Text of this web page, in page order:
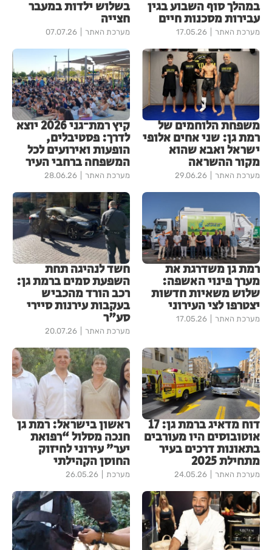
במהלך סוף השבוע בגין
עבירות מסכנות חיים
מערכת האתר 17.05.26
בשלוש ילדות במעבר
חצייה
מערכת האתר 07.07.26
משפחת הלוחמים של
רמת גן: שני אחים אלופי
ישראל ואבא שהוא
מקור ההשראה
מערכת האתר 29.06.26
קיץ רמת־גני 2026 יוצא
לדרך: פסטיבלים,
הופעות ואירועים לכל
המשפחה ברחבי העיר
מערכת האתר 28.06.26
רמת גן משדרגת את
מערך פינוי האשפה:
שלוש משאיות חדשות
יצטרפו לצי העירוני
מערכת האתר 17.05.26
חשד לנהיגה תחת
השפעת סמים ברמת גן:
רכב הורד מהכביש
בעקבות עירנות סיירי
סע"ר
מערכת האתר 20.07.26
דוח מדאיג ברמת גן: 17
אוטובוסים היו מעורבים
בתאונות דרכים בעיר
מתחילת 2025
מערכת האתר 24.05.26
ראשון בישראל: רמת גן
חנכה מסלול “רפואת
יער” עירוני לחיזוק
החוסן הקהילתי
מערכת 26.05.26